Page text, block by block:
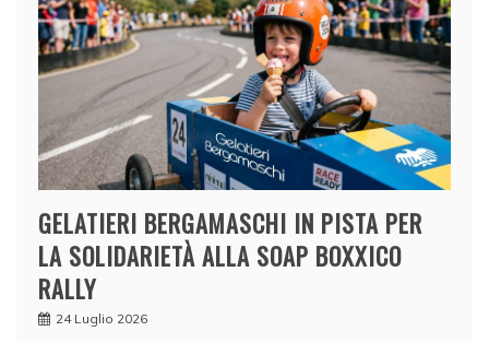
GELATIERI BERGAMASCHI IN PISTA PER
LA SOLIDARIETÀ ALLA SOAP BOXXICO
RALLY
24 Luglio 2026